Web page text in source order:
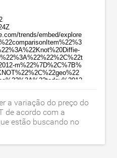
a variação do preço do
de acordo com a
estão buscando no